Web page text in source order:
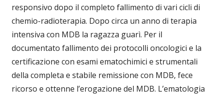
responsivo dopo il completo fallimento di vari cicli di
chemio-radioterapia. Dopo circa un anno di terapia
intensiva con MDB la ragazza guarì. Per il
documentato fallimento dei protocolli oncologici e la
certificazione con esami ematochimici e strumentali
della completa e stabile remissione con MDB, fece
ricorso e ottenne l’erogazione del MDB. L’ematologia